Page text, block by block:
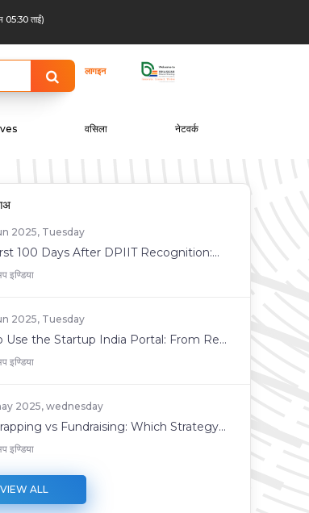
05:30 ताईं)
लागइन
वसिला नेटवर्क
2025, Tuesday
100 Days After DPIIT Recognition:...
इण्डिया
2025, Tuesday
Use the Startup India Portal: From Re...
इण्डिया
2025, wednesday
vs Fundraising: Which Strategy...
इण्डिया
VIEW ALL